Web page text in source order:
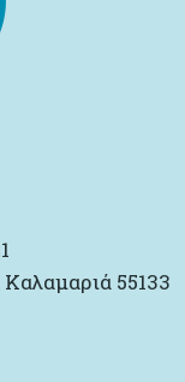
55133